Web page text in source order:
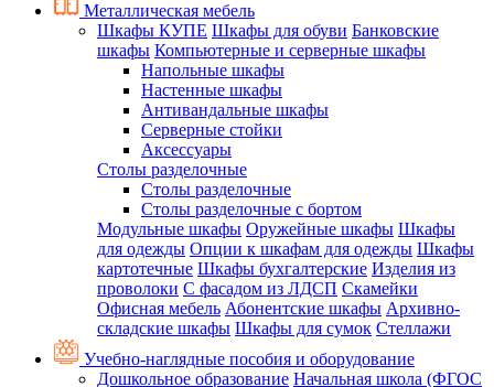
Металлическая мебель
Шкафы КУПЕ Шкафы для обуви Банковские
шкафы Компьютерные и серверные шкафы
Напольные шкафы
Настенные шкафы
Антивандальные шкафы
Серверные стойки
Аксессуары
Столы разделочные
Столы разделочные
Столы разделочные с бортом
Модульные шкафы Оружейные шкафы Шкафы
для одежды Опции к шкафам для одежды Шкафы
картотечные Шкафы бухгалтерские Изделия из
проволоки С фасадом из ЛДСП Скамейки
Офисная мебель Абонентские шкафы Архивно-
складские шкафы Шкафы для сумок Стеллажи
Учебно-наглядные пособия и оборудование
Дошкольное образование Начальная школа (ФГОС